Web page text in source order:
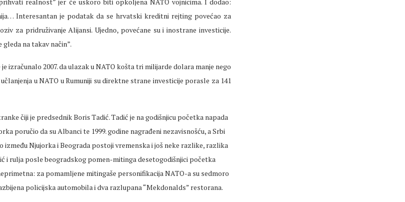
Interesantan je podatak da se hrvatski kreditni rejting povećao za
za pridruživanje Alijansi. Ujedno, povećane su i inostrane investicije.
na takav način”.
izračunalo 2007. da ulazak u NATO košta tri milijarde dolara manje nego
u NATO u Rumuniji su direktne strane investicije porasle za 141
čiji je predsednik Boris Tadić. Tadić je na godišnjicu početka napada
poručio da su Albanci te 1999. godine nagrađeni nezavisnošću, a Srbi
između Njujorka i Beograda postoji vremenska i još neke razlike, razlika
i rulja posle beogradskog pomen-mitinga desetogodišnjici početka
za pomamljene mitingaše personifikacija NATO-a su sedmoro
policijska automobila i dva razlupana “Mekdonalds” restorana.